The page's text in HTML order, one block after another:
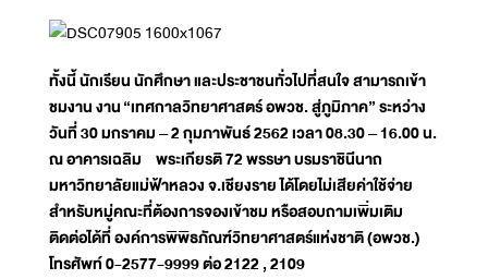
ทั้งนี้ นักเรียน นักศึกษา และประชาชนทั่วไปที่สนใจ สามารถเข้า
ชมงาน งาน“เทศกาลวิทยาศาสตร์ อพวช. สู่ภูมิภาค” ระหว่าง
วันที่ 30 มกราคม – 2 กุมภาพันธ์ 2562 เวลา 08.30 – 16.00 น.
ณ อาคารเฉลิม พระเกียรติ 72 พรรษา บรมราชินีนาถ
มหาวิทยาลัยแม่ฟ้าหลวง จ.เชียงราย ได้โดยไม่เสียค่าใช้จ่าย
สำหรับหมู่คณะที่ต้องการจองเข้าชม หรือสอบถามเพิ่มเติม
ติดต่อได้ที่ องค์การพิพิธภัณฑ์วิทยาศาสตร์แห่งชาติ (อพวช.)
โทรศัพท์ 0-2577-9999 ต่อ 2122 , 2109